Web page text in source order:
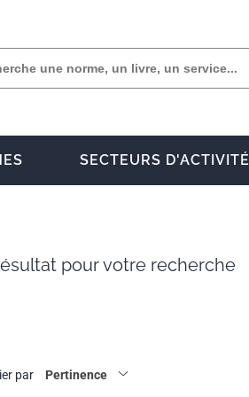
SECTEURS D'ACTIVITÉ
pour votre recherche
par Pertinence